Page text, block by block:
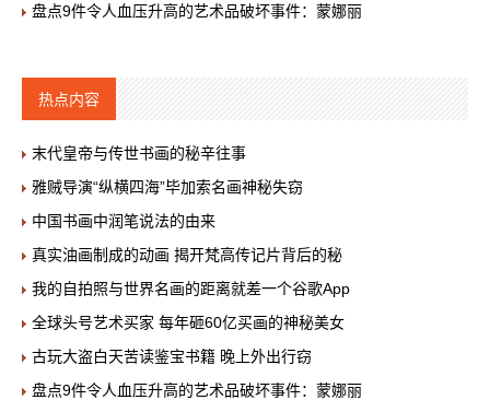
盘点9件令人血压升高的艺术品破坏事件：蒙娜丽
热点内容
末代皇帝与传世书画的秘辛往事
雅贼导演“纵横四海”毕加索名画神秘失窃
中国书画中润笔说法的由来
真实油画制成的动画 揭开梵高传记片背后的秘
我的自拍照与世界名画的距离就差一个谷歌App
全球头号艺术买家 每年砸60亿买画的神秘美女
古玩大盗白天苦读鉴宝书籍 晚上外出行窃
盘点9件令人血压升高的艺术品破坏事件：蒙娜丽